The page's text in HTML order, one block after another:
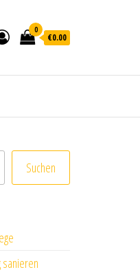
0
€0.00
Suchen
sanieren